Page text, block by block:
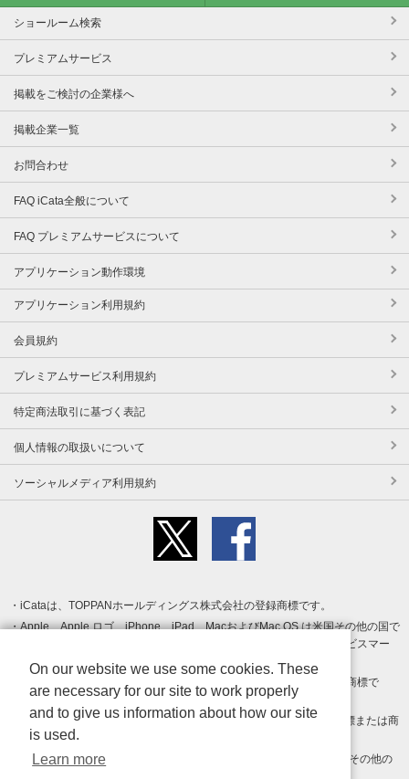
ショールーム検索
プレミアムサービス
掲載をご検討の企業様へ
掲載企業一覧
お問合わせ
FAQ iCata全般について
FAQ プレミアムサービスについて
アプリケーション動作環境
アプリケーション利用規約
会員規約
プレミアムサービス利用規約
特定商法取引に基づく表記
個人情報の取扱いについて
ソーシャルメディア利用規約
iCataは、TOPPANホールディングス株式会社の登録商標です。
Apple、Apple ロゴ、iPhone、iPad、MacおよびMac OS は米国その他の国で
登録された Apple Inc. の商標です。App Store は Apple Inc. のサービスマー
クです。
Android、Google Play および Google Play ロゴ は Google LLC の商標で
す。
Windows は Microsoft Inc.の米国およびその他の国における登録商標または商
標です。
Adobe、Adobe Reader、Adobe PDF は、Adobe Inc.の米国およびその他の
On our website we use some cookies. These
are necessary for our site to work properly
and to give us information about how our site
is used.
Learn more